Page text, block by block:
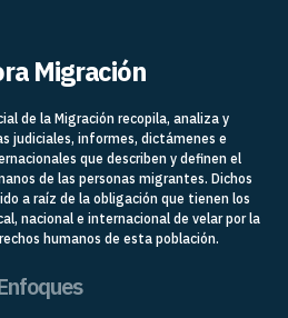
Migración
de la Migración recopila, analiza y
judiciales, informes, dictámenes e
que describen y definen el
de las personas migrantes. Dichos
a raíz de la obligación que tienen los
nacional e internacional de velar por la
humanos de esta población.